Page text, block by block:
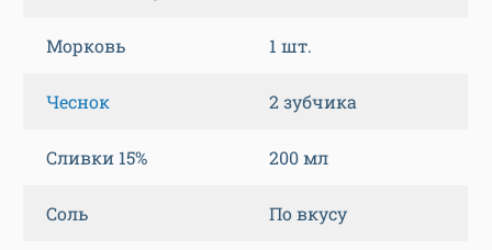
Морковь 1 шт.
Чеснок 2 зубчика
Сливки 15% 200 мл
Соль По вкусу